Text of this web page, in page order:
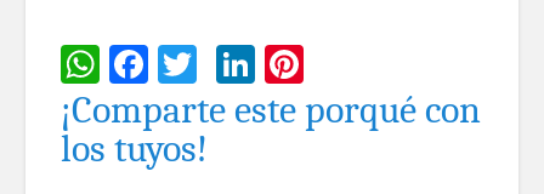
WhatsApp
Facebook
TwitterLinkedIn
¡Comparte este porqué con
los tuyos!